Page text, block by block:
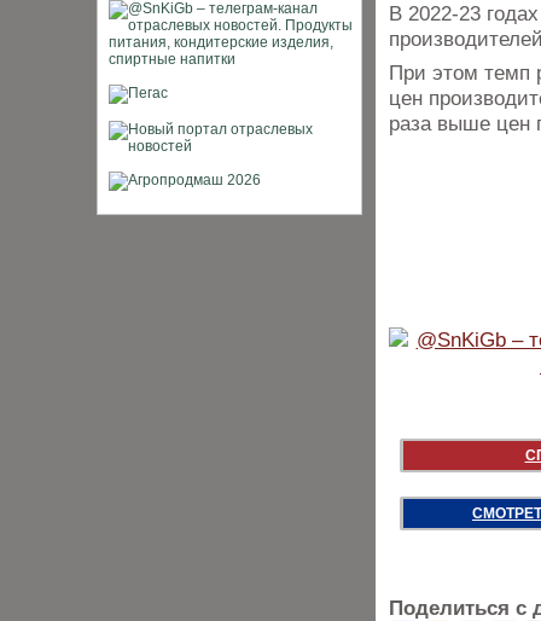
В 2022-23
При этом темп
цен
раза выше цен
Поделиться с